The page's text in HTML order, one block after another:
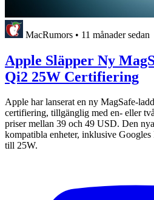
MacRumors • 11 månader sedan
Apple Släpper Ny
Qi2 25W Certifiering
Apple har lanserat en ny MagSafe-
certifiering, tillgänglig med en- eller
priser mellan 39 och 49 USD. Den
kompatibla enheter, inklusive
till 25W.